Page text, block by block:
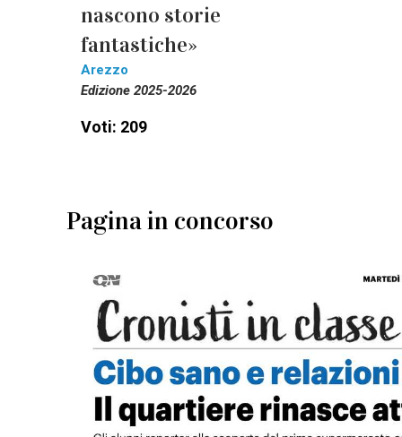
nascono storie
fantastiche»
Arezzo
Edizione 2025-2026
Voti: 209
Pagina in concorso